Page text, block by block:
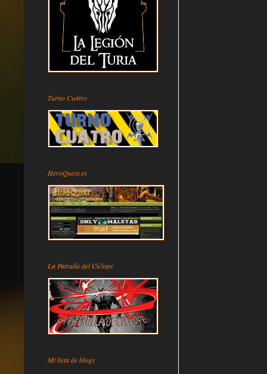
Turno Cu4tro
HeroQuest.es
La Patrulla del Cíclope
Mi lista de blogs